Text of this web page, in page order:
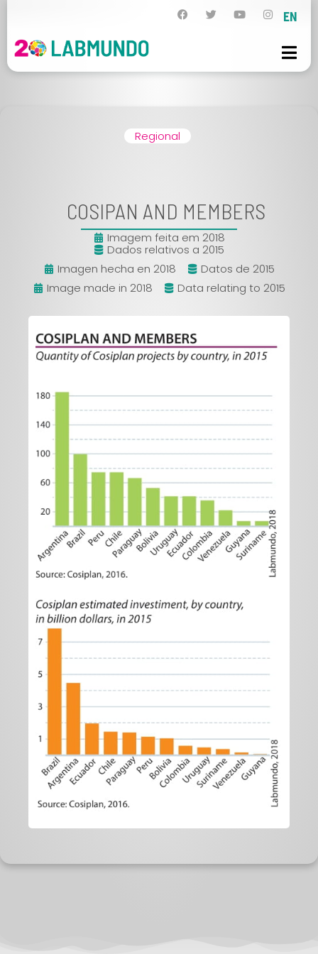
EN
Regional
COSIPAN AND MEMBERS
Imagem feita em 2018
Dados relativos a 2015
Imagen hecha en 2018
Datos de 2015
Image made in 2018
Data relating to 2015